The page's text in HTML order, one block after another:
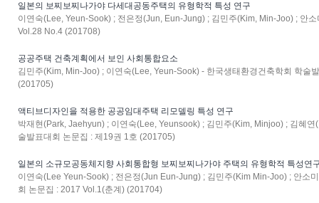
일본의 보찌보찌나가야 다세대공동주택의 유형학적 특성 연구
이연숙(Lee, Yeun-Sook) ; 전은정(Jun, Eun-Jung) ; 김민주(Kim, Min-Joo) ; 안
Vol.28 No.4 (201708)
공공주택 건축계획에서 보인 사회통합요소
김민주(Kim, Min-Joo) ; 이연숙(Lee, Yeun-Sook) - 한국생태환경건축학회 학술
(201705)
액티브디자인을 적용한 공공임대주택 리모델링 특성 연구
박재현(Park, Jaehyun) ; 이연숙(Lee, Yeunsook) ; 김민주(Kim, Minjoo) ; 김혜
술발표대회 논문집 : 제19권 1호 (201705)
일본의 소규모공동체지향 사회통합형 보찌보찌나가야 주택의 유형학적 특성연
이연숙(Lee Yeun-Sook) ; 전은정(Jun Eun-Jung) ; 김민주(Kim Min-Joo) ; 안소
회 논문집 : 2017 Vol.1(춘계) (201704)